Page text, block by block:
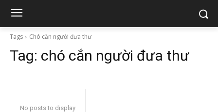
Tags Chó cắn người đưa thư
Tag: chó cắn người đưa thư
No posts to display